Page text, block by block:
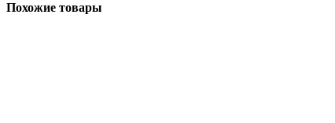
Похожие товары